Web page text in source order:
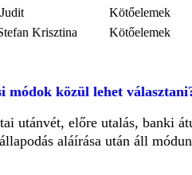
Kötőelemek
Krisztina
Kötőelemek
módok közül lehet
utánvét, előre utalás, banki
aláírása után áll